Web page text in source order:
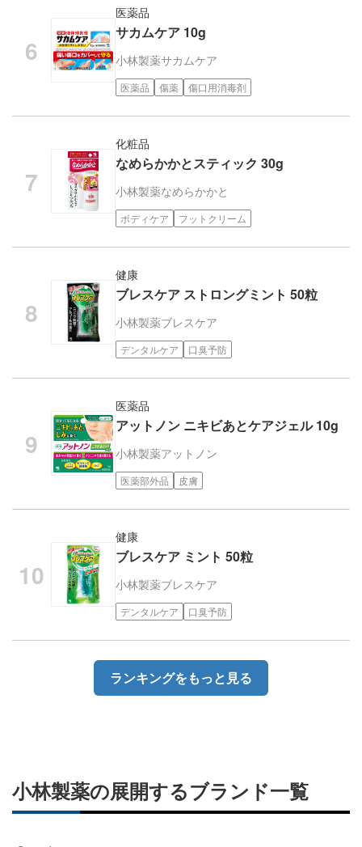
医薬品
サカムケア 10g
小林製薬サカムケア
医薬品 傷薬 傷口用消毒剤
化粧品
なめらかかとスティック 30g
小林製薬なめらかかと
ボディケア フットクリーム
健康
ブレスケア ストロングミント 50粒
小林製薬ブレスケア
デンタルケア 口臭予防
医薬品
アットノン ニキビあとケアジェル 10g
小林製薬アットノン
医薬部外品 皮膚
健康
ブレスケア ミント 50粒
小林製薬ブレスケア
デンタルケア 口臭予防
ランキングをもっと見る
小林製薬の展開するブランド一覧